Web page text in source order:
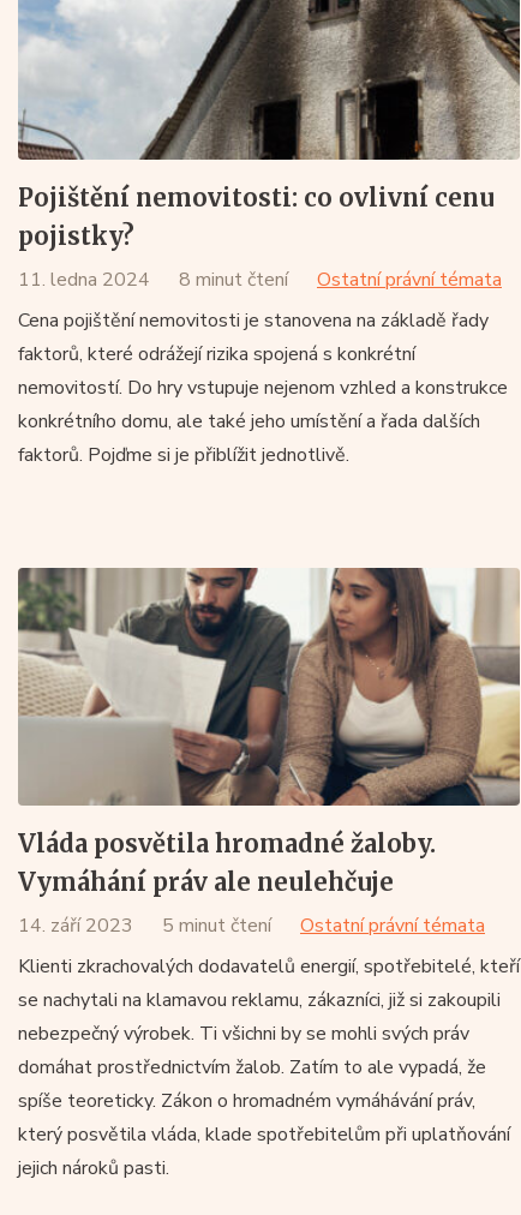
Pojištění nemovitosti: co ovlivní cenu
pojistky?
11. ledna 2024 8 minut čtení
Ostatní právní témata
Cena pojištění nemovitosti je stanovena na základě řady
faktorů, které odrážejí rizika spojená s konkrétní
nemovitostí. Do hry vstupuje nejenom vzhled a konstrukce
konkrétního domu, ale také jeho umístění a řada dalších
faktorů. Pojďme si je přiblížit jednotlivě.
Vláda posvětila hromadné žaloby.
Vymáhání práv ale neulehčuje
14. září 2023 5 minut čtení
Ostatní právní témata
Klienti zkrachovalých dodavatelů energií, spotřebitelé, kteří
se nachytali na klamavou reklamu, zákazníci, již si zakoupili
nebezpečný výrobek. Ti všichni by se mohli svých práv
domáhat prostřednictvím žalob. Zatím to ale vypadá, že
spíše teoreticky. Zákon o hromadném vymáhávání práv,
který posvětila vláda, klade spotřebitelům při uplatňování
jejich nároků pasti.